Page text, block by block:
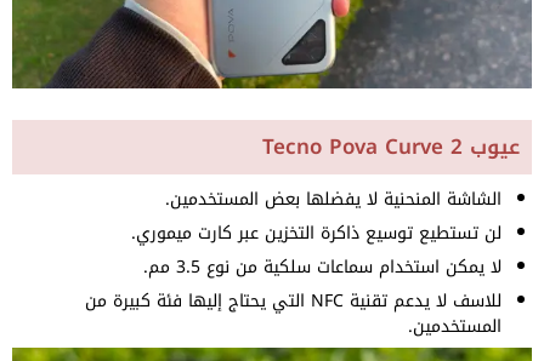
عيوب Tecno Pova Curve 2
الشاشة المنحنية لا يفضلها بعض المستخدمين.
لن تستطيع توسيع ذاكرة التخزين عبر كارت ميموري.
لا يمكن استخدام سماعات سلكية من نوع 3.5 مم.
للاسف لا يدعم تقنية NFC التي يحتاج إليها فئة كبيرة من
المستخدمين.